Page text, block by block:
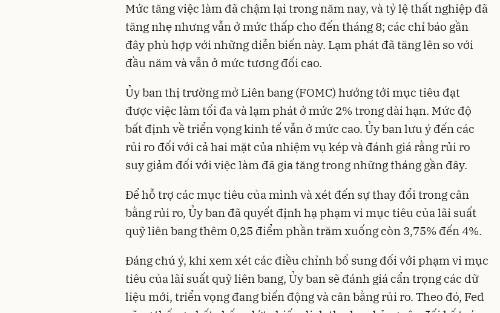
Mức tăng việc làm đã chậm lại trong năm nay, và tỷ lệ thất nghiệp đã
tăng nhẹ nhưng vẫn ở mức thấp cho đến tháng 8; các chỉ báo gần
đây phù hợp với những diễn biến này. Lạm phát đã tăng lên so với
đầu năm và vẫn ở mức tương đối cao.
Ủy ban thị trường mở Liên bang (FOMC) hướng tới mục tiêu đạt
được việc làm tối đa và lạm phát ở mức 2% trong dài hạn. Mức độ
bất định về triển vọng kinh tế vẫn ở mức cao. Ủy ban lưu ý đến các
rủi ro đối với cả hai mặt của nhiệm vụ kép và đánh giá rằng rủi ro
suy giảm đối với việc làm đã gia tăng trong những tháng gần đây.
Để hỗ trợ các mục tiêu của mình và xét đến sự thay đổi trong cân
bằng rủi ro, Ủy ban đã quyết định hạ phạm vi mục tiêu của lãi suất
quỹ liên bang thêm 0,25 điểm phần trăm xuống còn 3,75% đến 4%.
Đáng chú ý, khi xem xét các điều chỉnh bổ sung đối với phạm vi mục
tiêu của lãi suất quỹ liên bang, Ủy ban sẽ đánh giá cẩn trọng các dữ
liệu mới, triển vọng đang biến động và cân bằng rủi ro. Theo đó, Fed